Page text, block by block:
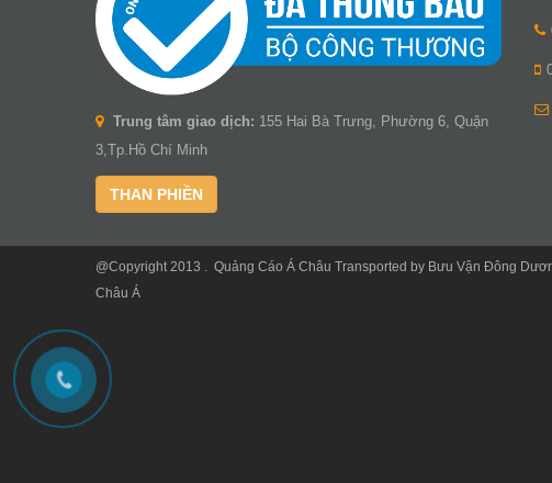
Trung tâm giao dịch: 155 Hai Bà Trưng, Phường 6, Quận
3,Tp.Hồ Chí Minh
THAN PHIỀN
@Copyright 2013 . Quảng Cáo Á Châu Transported by Bưu Vận Đông
Châu Á